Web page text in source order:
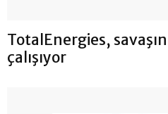
TotalEnergies,
çalışıyor